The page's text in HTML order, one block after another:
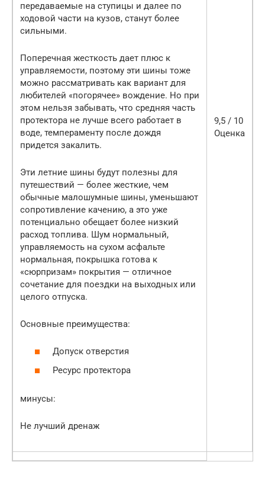
передаваемые на ступицы и далее по
ходовой части на кузов, станут более
сильными.
Поперечная жесткость дает плюс к
управляемости, поэтому эти шины тоже
можно рассматривать как вариант для
любителей «погорячее» вождение. Но при
этом нельзя забывать, что средняя часть
протектора не лучше всего работает в
воде, темпераменту после дождя
придется закалить.
Эти летние шины будут полезны для
путешествий — более жесткие, чем
обычные малошумные шины, уменьшают
сопротивление качению, а это уже
потенциально обещает более низкий
расход топлива. Шум нормальный,
управляемость на сухом асфальте
нормальная, покрышка готова к
«сюрпризам» покрытия — отличное
сочетание для поездки на выходных или
целого отпуска.
Основные преимущества:
Допуск отверстия
Ресурс протектора
минусы:
Не лучший дренаж
9,5 / 10
Оценка